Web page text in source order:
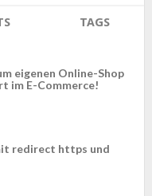
TAGS
eigenen Online-Shop
im E-Commerce!
redirect https und